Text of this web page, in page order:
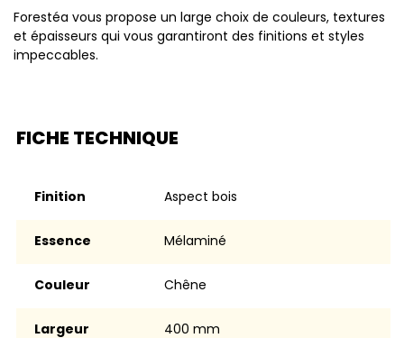
Forestéa vous propose un large choix de couleurs, textures
et épaisseurs qui vous garantiront des finitions et styles
impeccables.
FICHE TECHNIQUE
Finition aspect bois
Essence Mélaminé
Couleur chêne
Largeur 400 mm